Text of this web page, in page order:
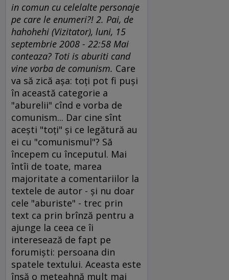
in comun cu celelalte personaje
pe care le enumeri?! 2. Pai, de
hahohehi (Vizitator), luni, 15
septembrie 2008 - 22:58 Mai
conteaza? Toti is aburiti cand
vine vorba de comunism. Care
va să zică aşa: toţi pot fi puşi
în această categorie a
"aburelii" cînd e vorba de
comunism... Dar cine sînt
aceşti "toţi" şi ce legătură au
ei cu "comunismul"? Să
începem cu începutul. Mai
întîi de toate, marea
majoritate a comentariilor la
textele de autor - şi nu doar
cele "aburiste" - trec prin
text ca prin brînză pentru a
ajunge la ceea ce îi
interesează de fapt pe
forumişti: persoana din
spatele textului. Aceasta este
însă o meteahnă mult mai